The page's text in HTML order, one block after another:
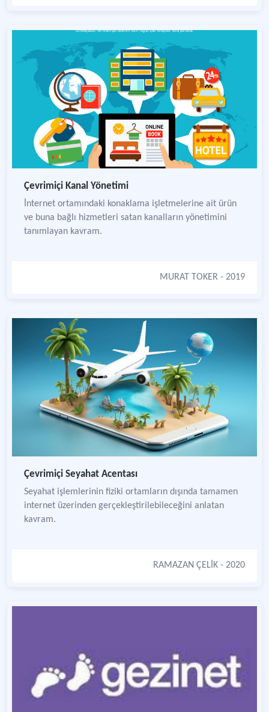
Çevrimiçi Kanal Yönetimi
İnternet ortamındaki konaklama işletmelerine ait ürün
ve buna bağlı hizmetleri satan kanalların yönetimini
tanımlayan kavram.
MURAT TOKER - 2019
Çevrimiçi Seyahat Acentası
Seyahat işlemlerinin fiziki ortamların dışında tamamen
internet üzerinden gerçekleştirilebileceğini anlatan
kavram.
RAMAZAN ÇELİK - 2020